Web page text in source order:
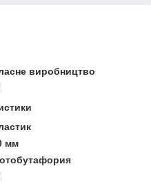
виробництво
мм